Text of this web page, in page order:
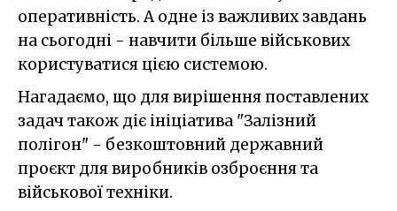
оперативність. А одне із важливих завдань
на сьогодні - навчити більше військових
користуватися цією системою.
Нагадаємо, що для вирішення поставлених
задач також діє ініціатива "Залізний
полігон" - безкоштовний державний
проєкт для виробників озброєння та
військової техніки.